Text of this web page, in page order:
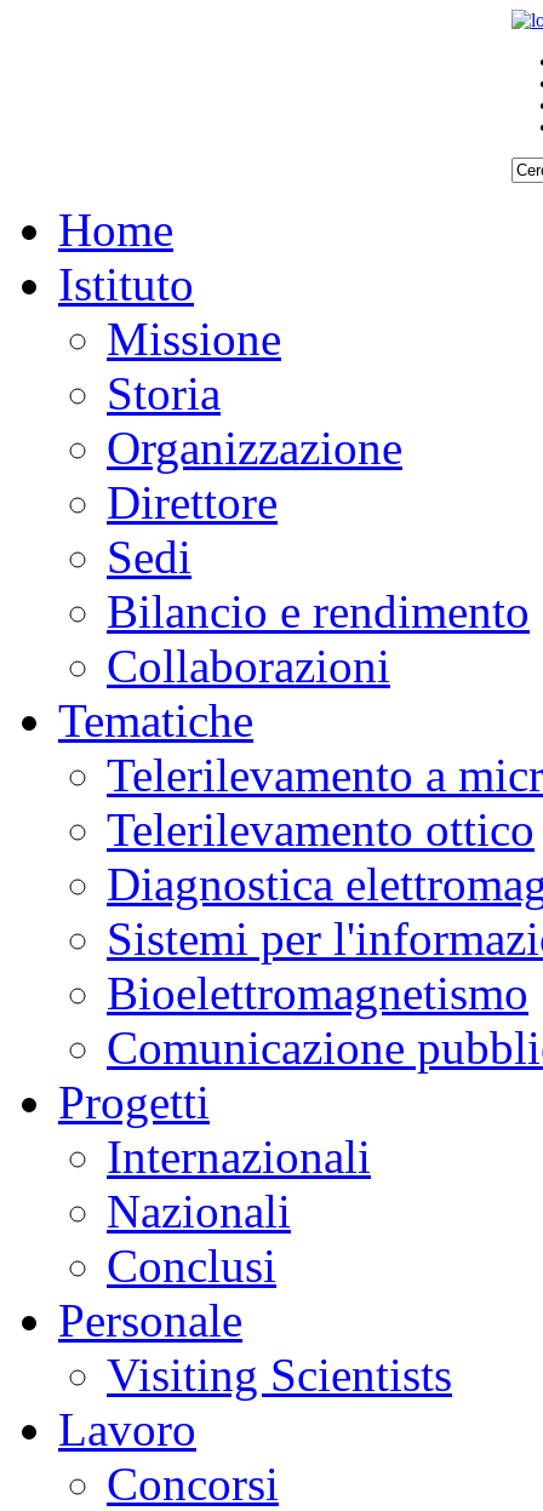
Home
Istituto
Missione
Storia
Organizzazione
Direttore
Sedi
Bilancio e rendimento
Collaborazioni
Tematiche
Telerilevamento a
Telerilevamento ottico
Diagnostica
Sistemi per
Bioelettromagnetismo
Comunicazione
Progetti
Internazionali
Nazionali
Conclusi
Personale
Visiting Scientists
Lavoro
Concorsi